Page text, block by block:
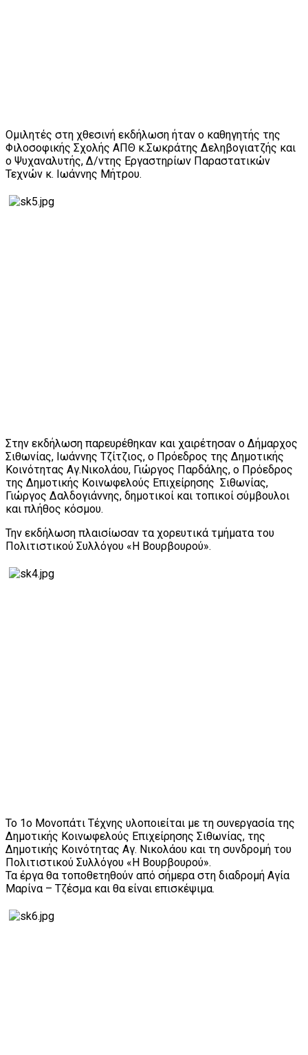
Ομιλητές στη χθεσινή εκδήλωση ήταν ο καθηγητής της
Φιλοσοφικής Σχολής ΑΠΘ κ.Σωκράτης Δεληβογιατζής και
ο Ψυχαναλυτής, Δ/ντης Εργαστηρίων Παραστατικών
Τεχνών κ. Ιωάννης Μήτρου.
Στην εκδήλωση παρευρέθηκαν και χαιρέτησαν ο Δήμαρχος
Σιθωνίας, Ιωάννης Τζίτζιος, ο Πρόεδρος της Δημοτικής
Κοινότητας Αγ.Νικολάου, Γιώργος Παρδάλης, ο Πρόεδρος
της Δημοτικής Κοινωφελούς Επιχείρησης Σιθωνίας,
Γιώργος Δαλδογιάννης, δημοτικοί και τοπικοί σύμβουλοι
και πλήθος κόσμου.
Την εκδήλωση πλαισίωσαν τα χορευτικά τμήματα του
Πολιτιστικού Συλλόγου «Η Βουρβουρού».
Το 1ο Μονοπάτι Τέχνης υλοποιείται με τη συνεργασία της
Δημοτικής Κοινωφελούς Επιχείρησης Σιθωνίας, της
Δημοτικής Κοινότητας Αγ. Νικολάου και τη συνδρομή του
Πολιτιστικού Συλλόγου «Η Βουρβουρού».
Τα έργα θα τοποθετηθούν από σήμερα στη διαδρομή Αγία
Μαρίνα – Τζέσμα και θα είναι επισκέψιμα.